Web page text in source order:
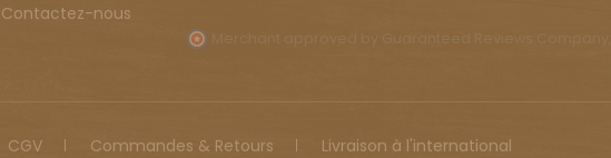
Contactez-nous
CGV Commandes & Retours Livraison à l'international